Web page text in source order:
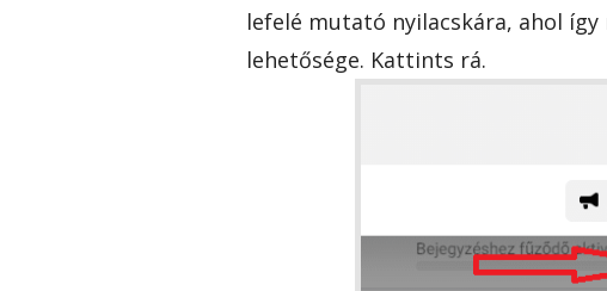
lefelé mutató nyilacskára, ahol így
lehetősége. Kattints rá.